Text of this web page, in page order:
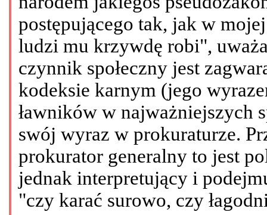
postępującego tak, jak w
ludzi mu krzywdę robi",
czynnik społeczny jest
kodeksie karnym (jego
ławników w najważniejszych
swój wyraz w prokuraturze.
prokurator generalny to jest
jednak interpretujący i
"czy karać surowo, czy